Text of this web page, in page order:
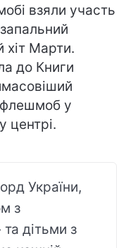
взяли участь
хіт Марти.
до Книги
у
центрі.
України,
з
дітьми з